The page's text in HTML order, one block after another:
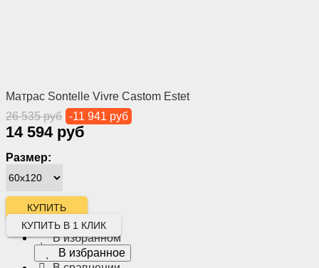
Матрас Sontelle Vivre Castom Estet
26 535 руб -11 941 руб
14 594 руб
Размер:
КУПИТЬ В 1 КЛИК
В избранном
В избранное